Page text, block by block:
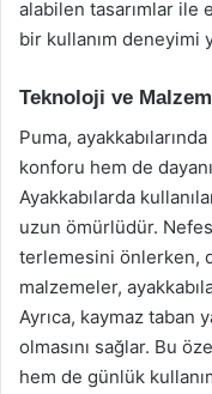
alabilen tasarımlar
bir kullanım deneyimi
Teknoloji ve
Puma,
konforu hem de
Ayakkabılarda
uzun ömürlüdür.
terlemesini önlerken,
malzemeler,
Ayrıca, kaymaz taban
olmasını sağlar. Bu
hem de günlük